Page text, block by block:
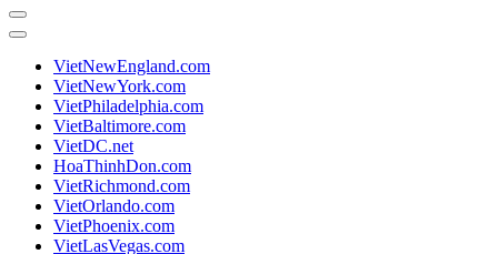
VietNewEngland.com
VietNewYork.com
VietPhiladelphia.com
VietBaltimore.com
VietDC.net
HoaThinhDon.com
VietRichmond.com
VietOrlando.com
VietPhoenix.com
VietLasVegas.com